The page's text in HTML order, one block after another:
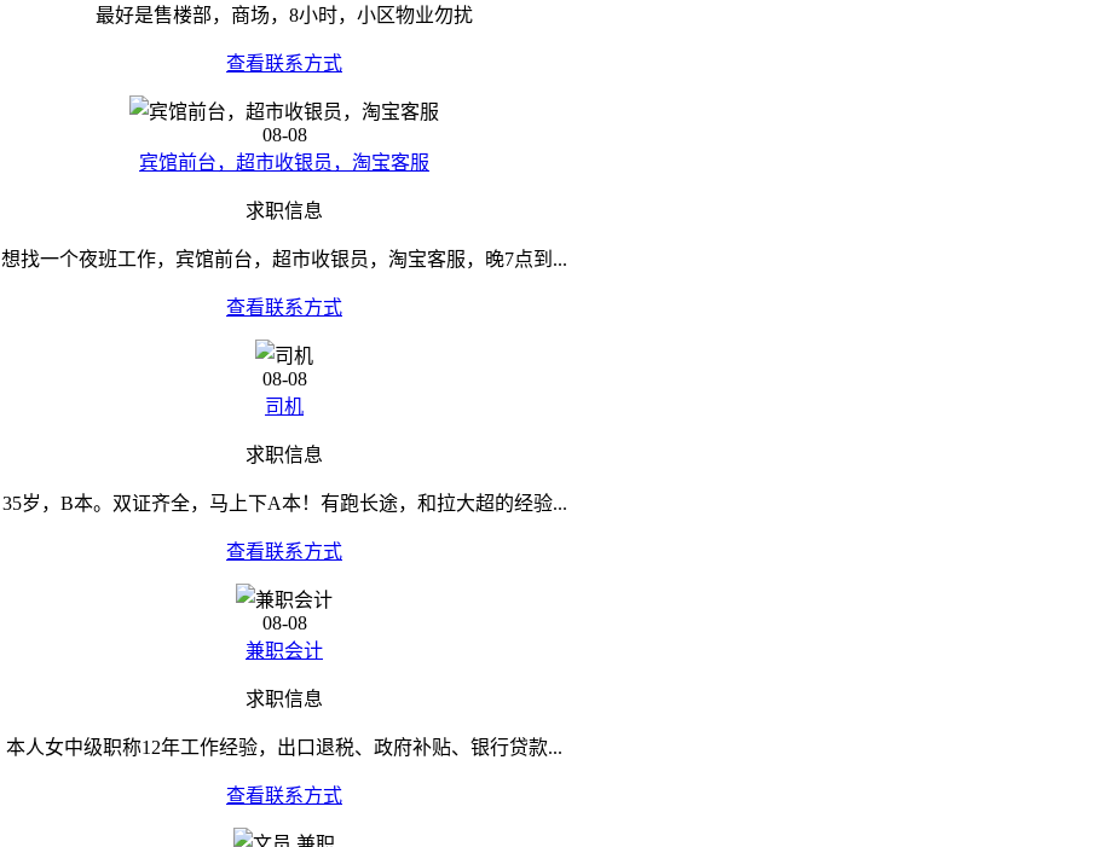
最好是售楼部，商场，8小时，小区物业勿扰
查看联系方式
08-08
宾馆前台，超市收银员，淘宝客服
求职信息
想找一个夜班工作，宾馆前台，超市收银员，淘宝客服，晚7点到...
查看联系方式
08-08
司机
求职信息
35岁，B本。双证齐全，马上下A本！有跑长途，和拉大超的经验...
查看联系方式
08-08
兼职会计
求职信息
本人女中级职称12年工作经验，出口退税、政府补贴、银行贷款...
查看联系方式